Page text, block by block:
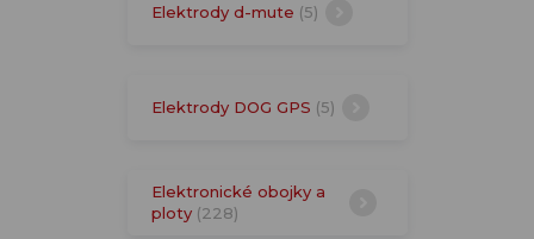
Elektrody d-mute (5)
Elektrody DOG GPS (5)
Elektronické obojky a
ploty (228)